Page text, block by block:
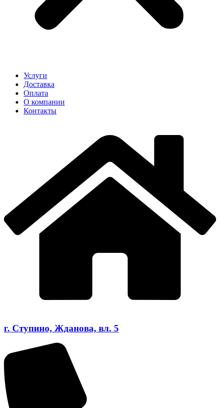
Услуги
Доставка
Оплата
О компании
Контакты
г. Ступино, Жданова, вл. 5